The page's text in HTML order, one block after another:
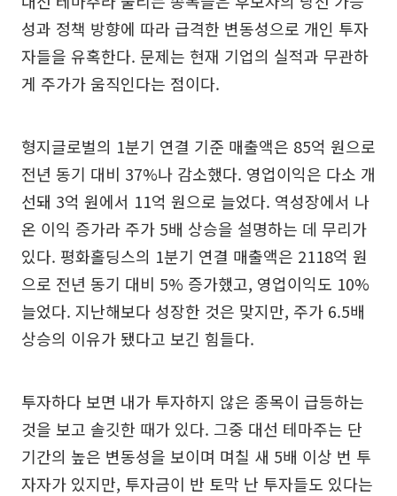
성과 정책 방향에 따라 급격한 변동성으로 개인 투자
자들을 유혹한다. 문제는 현재 기업의 실적과 무관하
게 주가가 움직인다는 점이다.
형지글로벌의 1분기 연결 기준 매출액은 85억 원으로
전년 동기 대비 37%나 감소했다. 영업이익은 다소 개
선돼 3억 원에서 11억 원으로 늘었다. 역성장에서 나
온 이익 증가라 주가 5배 상승을 설명하는 데 무리가
있다. 평화홀딩스의 1분기 연결 매출액은 2118억 원
으로 전년 동기 대비 5% 증가했고, 영업이익도 10%
늘었다. 지난해보다 성장한 것은 맞지만, 주가 6.5배
상승의 이유가 됐다고 보긴 힘들다.
투자하다 보면 내가 투자하지 않은 종목이 급등하는
것을 보고 솔깃한 때가 있다. 그중 대선 테마주는 단
기간의 높은 변동성을 보이며 며칠 새 5배 이상 번 투
자자가 있지만, 투자금이 반 토막 난 투자들도 있다는